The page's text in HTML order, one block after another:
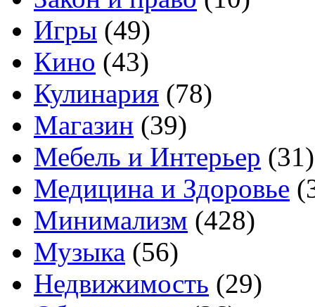
Игры (49)
Кино (43)
Кулинария (78)
Магазин (39)
Мебель и Интерьер (31)
Медицина и Здоровье
Минимализм (428)
Музыка (56)
Недвижимость (29)